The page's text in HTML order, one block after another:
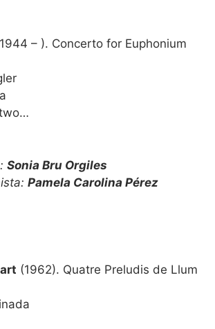
– ). Concerto for Euphonium
Sonia Bru Orgiles
Pamela Carolina Pérez
(1962). Quatre Preludis de Llum